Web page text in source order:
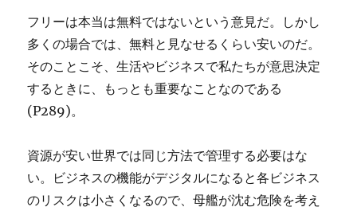
フリーは本当は無料ではないという意見だ。しかし
多くの場合では、無料と見なせるくらい安いのだ。
そのことこそ、生活やビジネスで私たちが意思決定
するときに、もっとも重要なことなのである
(P289)。
資源が安い世界では同じ方法で管理する必要はな
い。ビジネスの機能がデジタルになると各ビジネス
のリスクは小さくなるので、母艦が沈む危険を考え